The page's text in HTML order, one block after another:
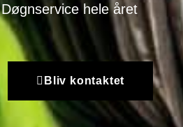
Døgnservice hele året
Bliv kontaktet